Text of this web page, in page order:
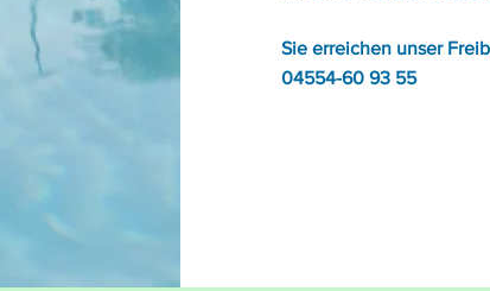
Sie erreichen unser
04554-60 93 55